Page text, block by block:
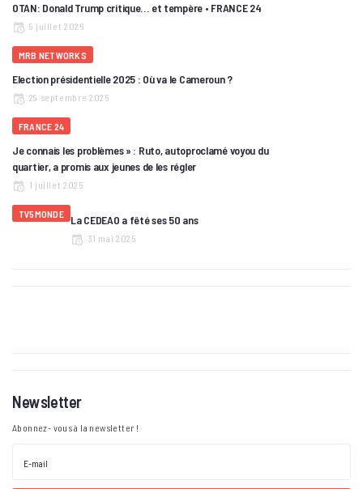
OTAN: Donald Trump critique… et tempère • FRANCE 24
9 juillet 2026
MRB NETWORKS
Election présidentielle 2025 : Où va le Cameroun ?
29 septembre 2025
FRANCE 24
Je connais les problèmes » : Ruto, autoproclamé voyou du
quartier, a promis aux jeunes de les régler
1 juillet 2025
TV5MONDE La CEDEAO a fêté ses 50 ans
31 mai 2025
Newsletter
Abonnez- vous à la newsletter !